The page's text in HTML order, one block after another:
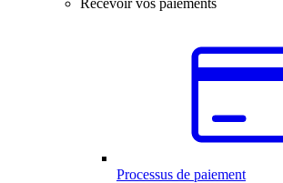
Recevoir vos paiements
Processus de paiement